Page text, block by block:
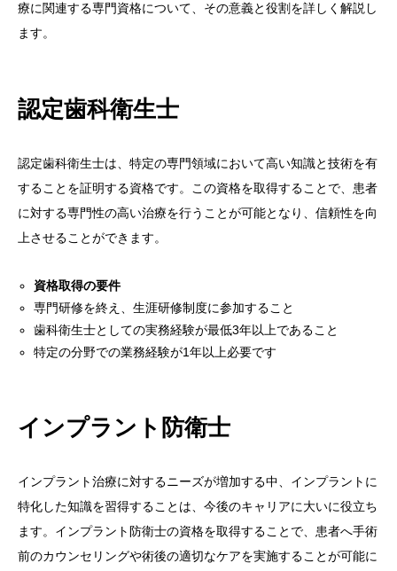
療に関連する専門資格について、その意義と役割を詳しく解説し
ます。
認定歯科衛生士
認定歯科衛生士は、特定の専門領域において高い知識と技術を有
することを証明する資格です。この資格を取得することで、患者
に対する専門性の高い治療を行うことが可能となり、信頼性を向
上させることができます。
資格取得の要件
専門研修を終え、生涯研修制度に参加すること
歯科衛生士としての実務経験が最低3年以上であること
特定の分野での業務経験が1年以上必要です
インプラント防衛士
インプラント治療に対するニーズが増加する中、インプラントに
特化した知識を習得することは、今後のキャリアに大いに役立ち
ます。インプラント防衛士の資格を取得することで、患者へ手術
前のカウンセリングや術後の適切なケアを実施することが可能に